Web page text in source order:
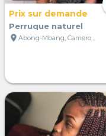
Prix sur demande
Perruque naturel
location_on
Abong-Mbang, Cameroun